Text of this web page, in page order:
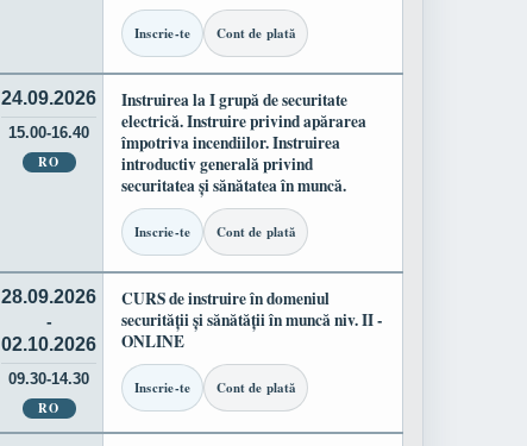
Inscrie-te Cont de plată
24.09.2026
15.00-16.40
RO
Instruirea la I grupă de securitate
electrică. Instruire privind apărarea
împotriva incendiilor. Instruirea
introductiv generală privind
securitatea și sănătatea în muncă.
Inscrie-te Cont de plată
28.09.2026
-
02.10.2026
09.30-14.30
RO
CURS de instruire în domeniul
securității și sănătății în muncă niv. II -
ONLINE
Inscrie-te Cont de plată